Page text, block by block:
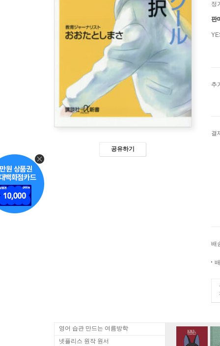
공유하기
정
판
추
결
배
영어 습관 만드는 여름방학
넷플리스 원작 원서